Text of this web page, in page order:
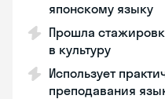
японскому языку
Прошла
в культуру
Использует
преподавания